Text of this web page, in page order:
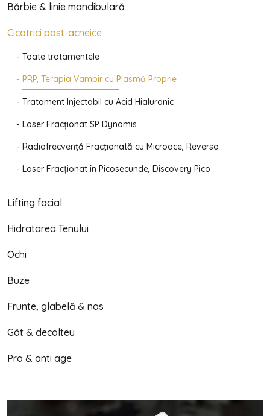
Bărbie & linie mandibulară
Cicatrici post-acneice
Toate tratamentele
PRP, Terapia Vampir cu Plasmă Proprie
Tratament Injectabil cu Acid Hialuronic
Laser Fracționat SP Dynamis
Radiofrecvență Fracționată cu Microace, Reverso
Laser Fracționat în Picosecunde, Discovery Pico
Lifting facial
Hidratarea Tenului
Ochi
Buze
Frunte, glabelă & nas
Gât & decolteu
Pro & anti age